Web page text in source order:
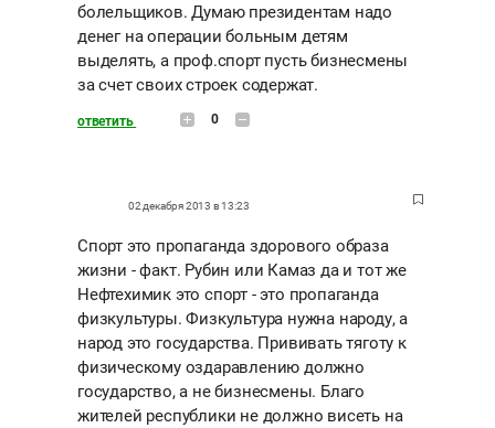
болельщиков. Думаю президентам надо
денег на операции больным детям
выделять, а проф.спорт пусть бизнесмены
за счет своих строек содержат.
ответить 0
02 декабря 2013 в 13:23
Спорт это пропаганда здорового образа
жизни - факт. Рубин или Камаз да и тот же
Нефтехимик это спорт - это пропаганда
физкультуры. Физкультура нужна народу, а
народ это государства. Прививать тяготу к
физическому оздаравлению должно
государство, а не бизнесмены. Благо
жителей республики не должно висеть на